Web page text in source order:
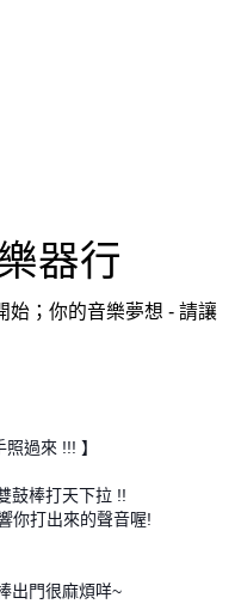
器行
始；你的音樂夢想 - 請讓
過來 !!! 】
鼓棒打天下拉 !!
你打出來的聲音喔!
出門很麻煩咩~